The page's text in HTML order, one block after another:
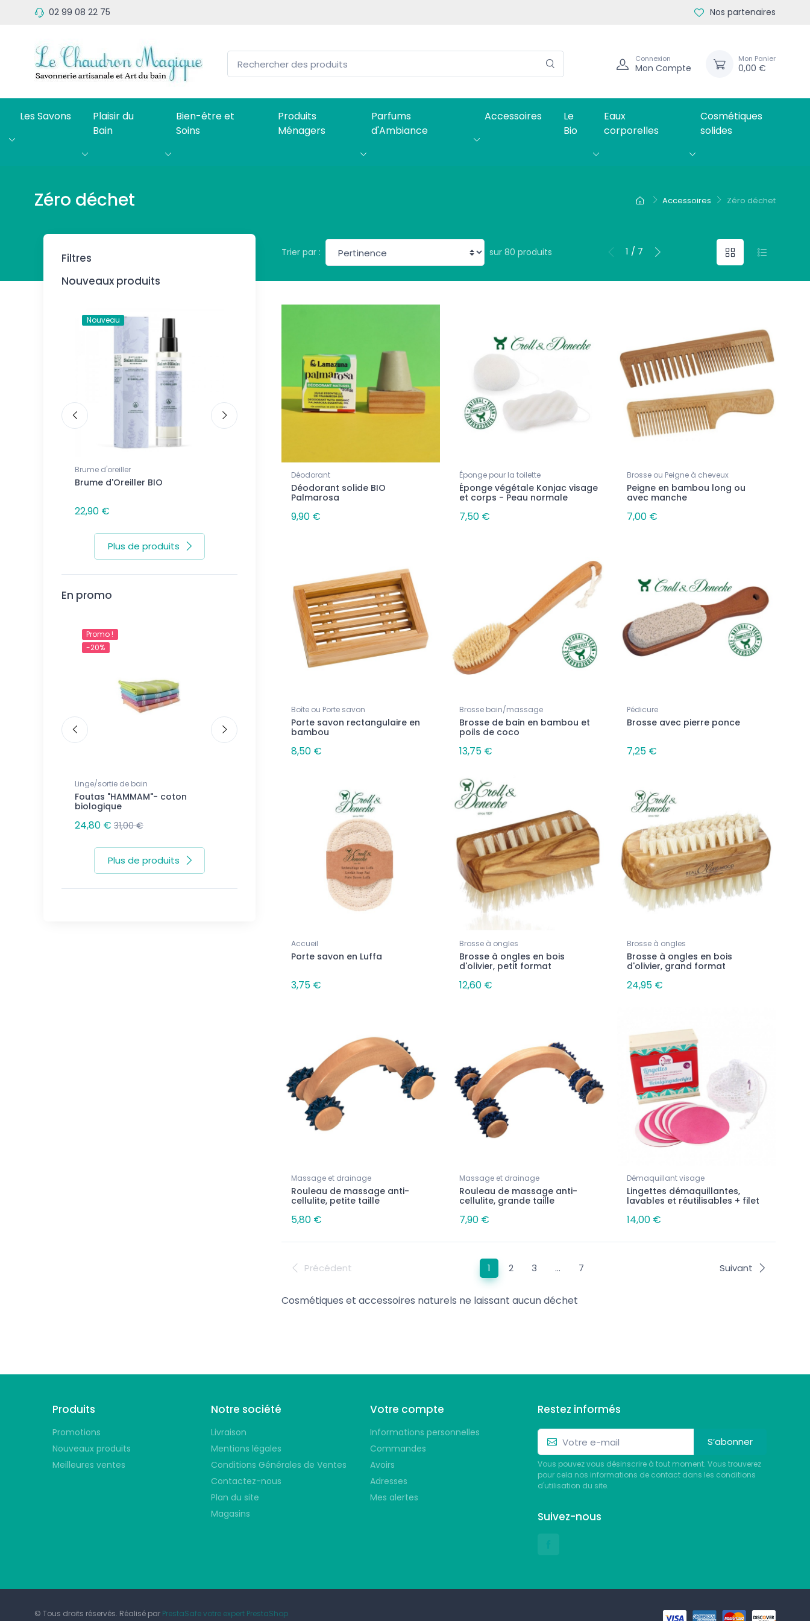
02 99 08 22 75 Nos partenaires
Connexion
Mon Compte
Mon Panier
0,00 €
Les Savons
Plaisir du
Bain
Bien-être et
Soins
Produits
Ménagers
Parfums
d'Ambiance
Accessoires
Le
Bio
Eaux
corporelles
Cosmétiques
solides
Accessoires Zéro déchet
Zéro déchet
Filtres
Nouveaux produits
Nouveau
Brume d'oreiller
Brume d'Oreiller BIO
22,90 €
Bougies Parfumées
Bougie parfumée - Bouquet de
Bougies Parfumées
Bougie parfumée - Fleur de
Bougie parfumée - Douce
Pistache
Bougie parfumée -
Passion
Plus de produits
En promo
Promo !
-20%
Linge/sortie de bain
Foutas "HAMMAM"- coton
biologique
24,80 € 31,00 €
Savon surgras parfumé Fleur de
Promo !
-20%
Linge/sortie de bain
Foutas "HAMMAM"- coton
Promo !
-25%
Savon surgras parfumé Fleur de
6,60 € 8,80 €
Plus de produits
Trier par : sur 80 produits 1 / 7
Cosmétiques et accessoires naturels ne laissant aucun déchet
Déodorant
Déodorant solide BIO
Palmarosa
9,90 €
Éponge pour la toilette
Éponge végétale Konjac visage
et corps - Peau normale
7,50 €
Brosse ou Peigne à cheveux
Peigne en bambou long ou
avec manche
7,00 €
Boîte ou Porte savon
Porte savon rectangulaire en
bambou
8,50 €
Brosse bain/massage
Brosse de bain en bambou et
poils de coco
13,75 €
Pédicure
Brosse avec pierre ponce
7,25 €
Accueil
Porte savon en Luffa
3,75 €
Brosse à ongles
Brosse à ongles en bois
d'olivier, petit format
12,60 €
Brosse à ongles
Brosse à ongles en bois
d'olivier, grand format
24,95 €
Massage et drainage
Rouleau de massage anti-
cellulite, petite taille
5,80 €
Massage et drainage
Rouleau de massage anti-
cellulite, grande taille
7,90 €
Démaquillant visage
Lingettes démaquillantes,
lavables et réutilisables + filet
14,00 €
Précédent 1 2 3 … 7 Suivant
Produits
Promotions
Nouveaux produits
Meilleures ventes
Notre société
Livraison
Mentions légales
Conditions Générales de Ventes
Contactez-nous
Plan du site
Magasins
Votre compte
Informations personnelles
Commandes
Avoirs
Adresses
Mes alertes
Restez informés
S’abonner
Vous pouvez vous désinscrire à tout moment. Vous trouverez
pour cela nos informations de contact dans les conditions
d'utilisation du site.
Suivez-nous
© Tous droits réservés. Réalisé par PrestaSafe votre expert PrestaShop